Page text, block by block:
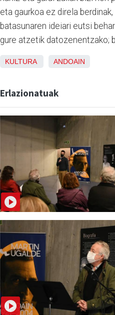
eta gaurkoa ez direla
batasunaren ideiari eutsi
gure atzetik datozenentzako;
KULTURA ANDOAIN
Erlazionatuak